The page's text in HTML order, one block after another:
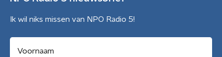
Ik wil niks missen van NPO Radio 5!